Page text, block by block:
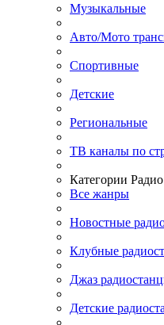
Музыкальные
Авто/Мото
Спортивные
Детские
Региональные
ТВ каналы по
Категории Радио
Все жанры
Новостные
Клубные
Джаз
Детские